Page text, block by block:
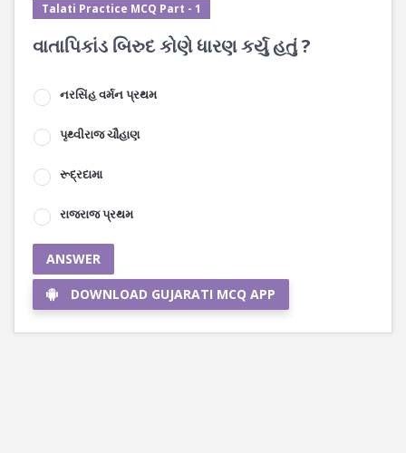
Talati Practice MCQ Part - 1
વાતાપિકાંડ બિરુદ કોણે ધારણ કર્યુ હતું ?
નરસિંહ વર્મન પ્રથમ
પૃથ્વીરાજ ચૌહાણ
રૂદ્રદામા
રાજરાજ પ્રથમ
ANSWER
DOWNLOAD GUJARATI MCQ APP